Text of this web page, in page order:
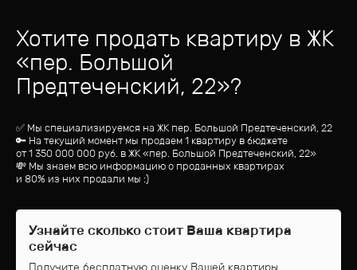
Хотите продать квартиру в ЖК
«пер. Большой
Предтеченский, 22»?
✅ Мы специализируемся на ЖК пер. Большой Предтеченский, 22
🔑 На текущий момент мы продаем 1 квартиру в бюджете
от1 350 000 000 руб. в ЖК «пер. Большой Предтеченский, 22»
💸 Мы знаем всю информацию о проданных квартирах
и 80% из них продали мы :)
Узнайте сколько стоит Ваша квартира
сейчас
Получите бесплатную оценку Вашей квартиры